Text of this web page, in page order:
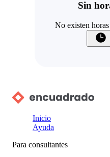
Sin
No existen
Inicio
Ayuda
Para consultantes